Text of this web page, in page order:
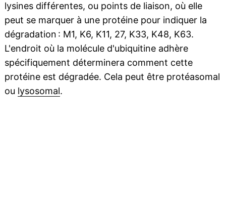
lysines différentes, ou points de liaison, où elle
peut se marquer à une protéine pour indiquer la
dégradation : M1, K6, K11, 27, K33, K48, K63.
L'endroit où la molécule d'ubiquitine adhère
spécifiquement déterminera comment cette
protéine est dégradée. Cela peut être protéasomal
ou lysosomal.